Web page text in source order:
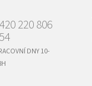
220 806
DNY 10-